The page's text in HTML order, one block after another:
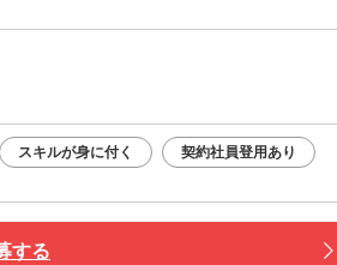
スキルが身に付く 契約社員登用あり
する